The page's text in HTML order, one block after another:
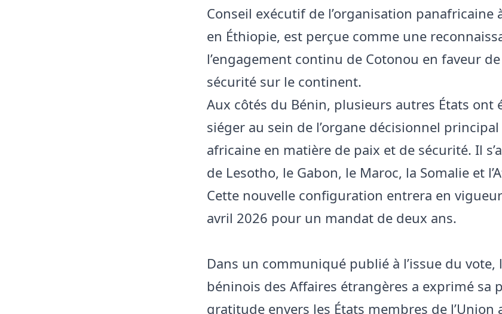
Conseil exécutif de l’organisation panafricaine
en Éthiopie, est perçue comme une
l’engagement continu de Cotonou en faveur
sécurité sur le continent.
Aux côtés du Bénin, plusieurs autres États ont
siéger au sein de l’organe décisionnel principal
africaine en matière de paix et de sécurité. Il
de Lesotho, le Gabon, le Maroc, la Somalie et
Cette nouvelle configuration entrera en
avril 2026 pour un mandat de deux ans.
Dans un communiqué publié à l’issue du
béninois des Affaires étrangères a exprimé sa
gratitude envers les États membres de